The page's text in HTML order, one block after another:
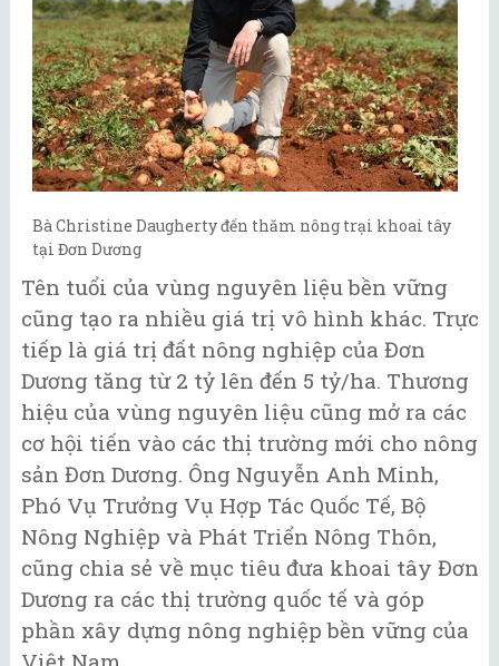
Bà Christine Daugherty đến thăm nông trại khoai tây
tại Đơn Dương
Tên tuổi của vùng nguyên liệu bền vững
cũng tạo ra nhiều giá trị vô hình khác. Trực
tiếp là giá trị đất nông nghiệp của Đơn
Dương tăng từ 2 tỷ lên đến 5 tỷ/ha. Thương
hiệu của vùng nguyên liệu cũng mở ra các
cơ hội tiến vào các thị trường mới cho nông
sản Đơn Dương. Ông Nguyễn Anh Minh,
Phó Vụ Trưởng Vụ Hợp Tác Quốc Tế, Bộ
Nông Nghiệp và Phát Triển Nông Thôn,
cũng chia sẻ về mục tiêu đưa khoai tây Đơn
Dương ra các thị trường quốc tế và góp
phần xây dựng nông nghiệp bền vững của